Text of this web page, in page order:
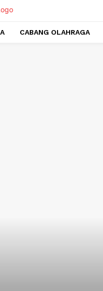
CABANG OLAHRAGA